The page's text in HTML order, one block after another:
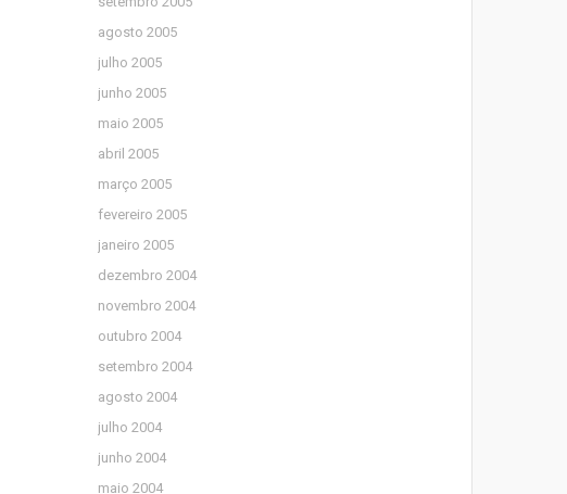
agosto 2005
julho 2005
junho 2005
maio 2005
abril 2005
março 2005
fevereiro 2005
janeiro 2005
dezembro 2004
novembro 2004
outubro 2004
setembro 2004
agosto 2004
julho 2004
junho 2004
maio 2004